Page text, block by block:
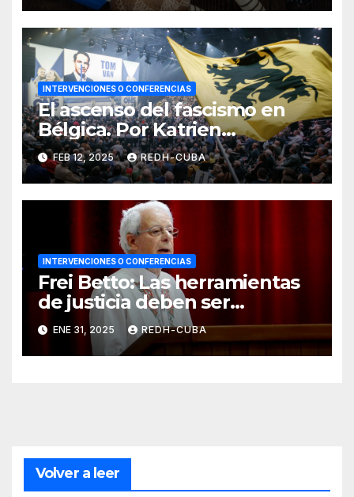
INTERVENCIONES O CONFERENCIAS
El ascenso del fascismo en
Bélgica. Por Katrien
Demuynck
FEB 12, 2025 REDH-CUBA
INTERVENCIONES O CONFERENCIAS
Frei Betto: Las herramientas
de justicia deben ser
conquistadas y construidas
por nosotros
ENE 31, 2025 REDH-CUBA
Volver a leer